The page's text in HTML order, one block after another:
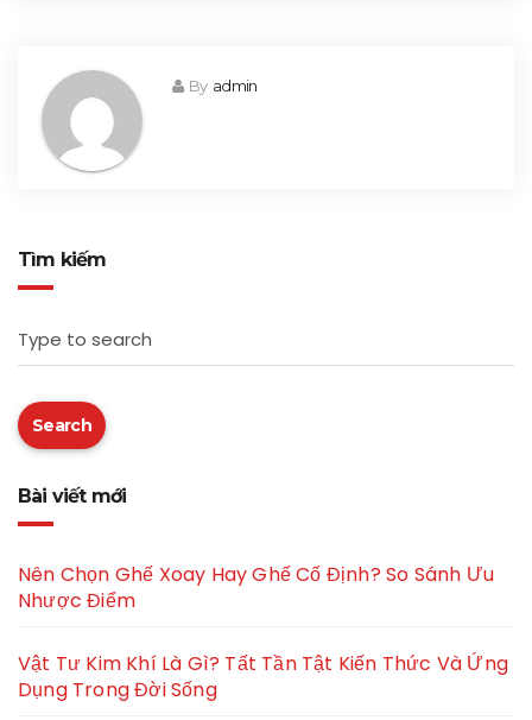
By admin
Tìm kiếm
Type to search
Search
Bài viết mới
Nên Chọn Ghế Xoay Hay Ghế Cố Định? So Sánh Ưu
Nhược Điểm
Vật Tư Kim Khí Là Gì? Tất Tần Tật Kiến Thức Và Ứng
Dụng Trong Đời Sống